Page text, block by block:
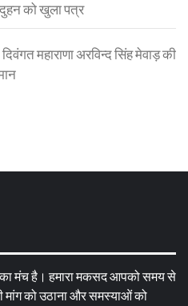
को खुला पत्र
महाराणा अरविन्द सिंह मेवाड़ की
मंच है। हमारा मकसद आपको समय से
मांग को उठाना और समस्याओं को